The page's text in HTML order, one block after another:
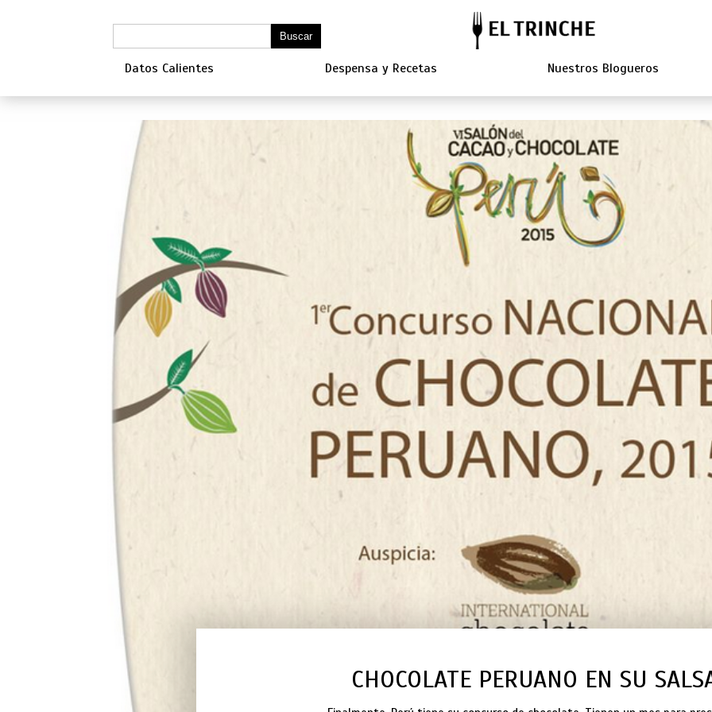
Datos Calientes Despensa y Recetas Nuestros Blogueros
CHOCOLATE PERUANO EN SU